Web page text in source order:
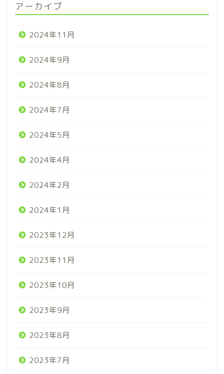
アーカイブ
2024年11月
2024年9月
2024年8月
2024年7月
2024年5月
2024年4月
2024年2月
2024年1月
2023年12月
2023年11月
2023年10月
2023年9月
2023年8月
2023年7月